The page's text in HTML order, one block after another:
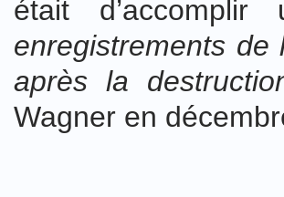
était
enregistrements
après la
Wagner en